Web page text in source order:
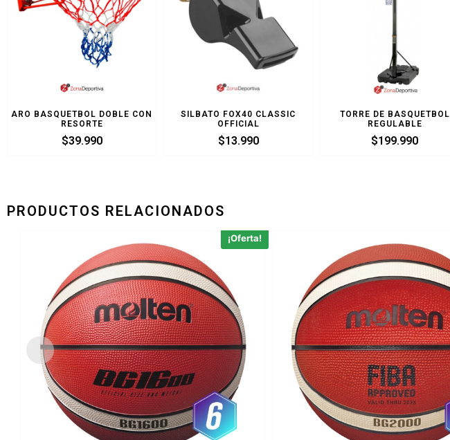
ARO BASQUETBOL DOBLE CON
RESORTE
$39.990
SILBATO FOX40 CLASSIC
OFFICIAL
$13.990
TORRE DE BASQUETBOL
REGULABLE
$199.990
PRODUCTOS RELACIONADOS
¡Oferta!